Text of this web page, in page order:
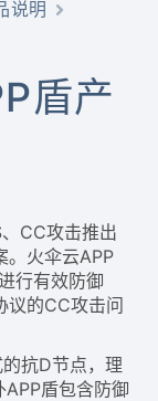
说明
盾产
CC攻击推出
。火伞云APP
行有效防御
议的CC攻击问
抗D节点，理
盾包含防御